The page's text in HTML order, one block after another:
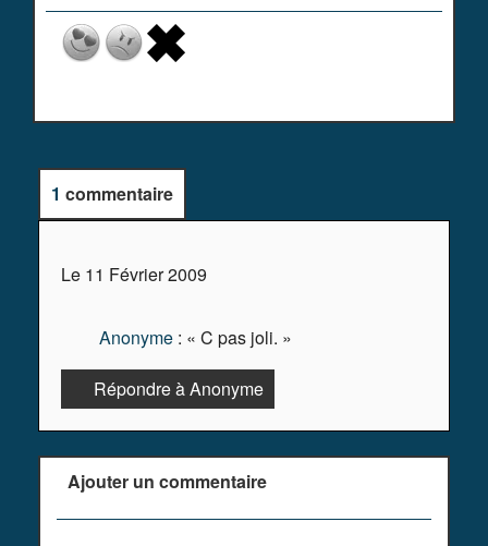
1 commentaire
Le 11 Février 2009
Anonyme : « C pas joli. »
Répondre à Anonyme
Ajouter un commentaire